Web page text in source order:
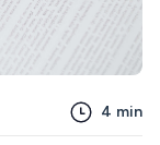
4 min